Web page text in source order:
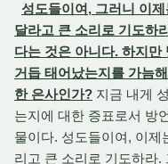
성도들이여, 그러니 이
달라고 큰 소리로 기도하
다는 것은 아니다. 하지만
거듭 태어났는지를 가늠
한 은사인가? 지금 내게
는지에 대한 증표로서 방
물이다. 성도들이여, 이제
리고 큰 소리로 기도하라